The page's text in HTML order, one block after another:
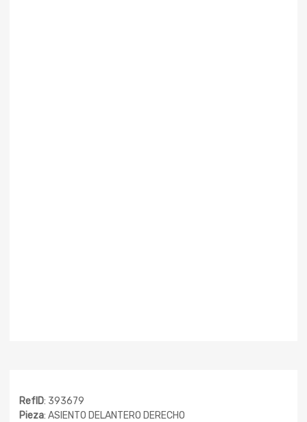
RefID: 393679
Pieza: ASIENTO DELANTERO DERECHO